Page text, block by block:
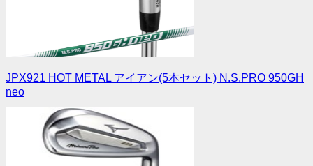
JPX921 HOT METAL アイアン(5本セット) N.S.PRO 950GH
neo